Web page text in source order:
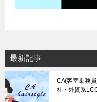
最新記事
CA(客室乗務
社・外資系